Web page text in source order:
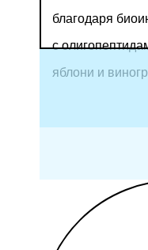
благодаря
с
яблони и